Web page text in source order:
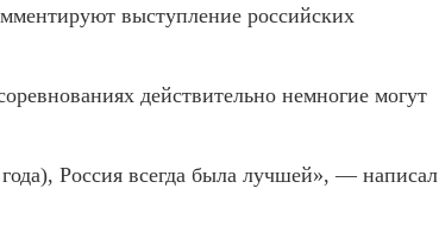
выступление российских
действительно немногие могут
Россия всегда была лучшей», — написал